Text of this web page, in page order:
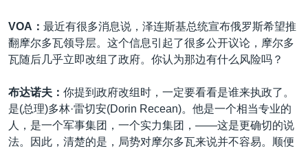
VOA： 最近有很多消息说，泽连斯基总统宣布俄罗斯希望推
翻摩尔多瓦领导层。这个信息引起了很多公开议论，摩尔多
瓦随后几乎立即改组了政府。你认为那边有什么风险吗？
布达诺夫： 你提到政府改组时，一定要看看是谁来执政了。
是(总理)多林·雷切安(Dorin Recean)。他是一个相当专业的
人，是一个军事集团，一个实力集团，——这是更确切的说
法。因此，清楚的是，局势对摩尔多瓦来说并不容易。顺便